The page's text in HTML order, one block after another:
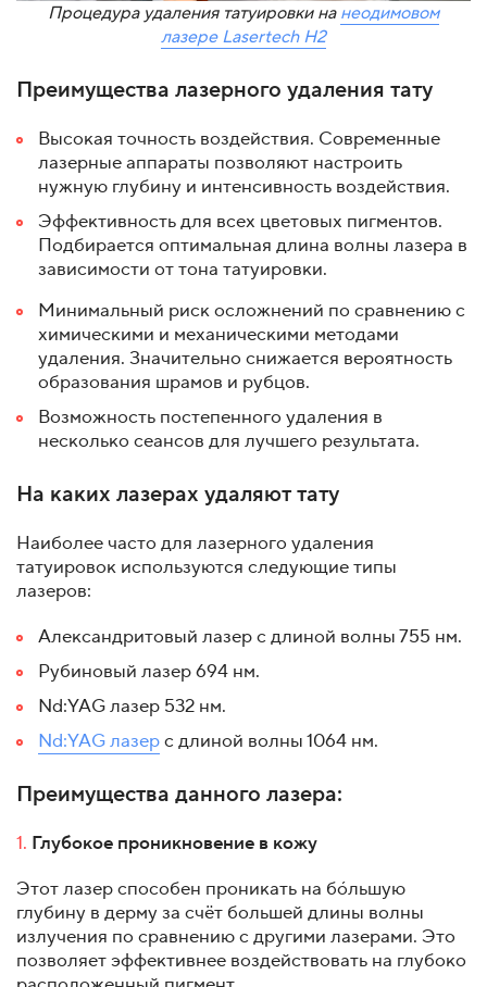
Процедура удаления татуировки на неодимовом
лазере Lasertech H2
Преимущества лазерного удаления тату
Высокая точность воздействия. Современные
лазерные аппараты позволяют настроить
нужную глубину и интенсивность воздействия.
Эффективность для всех цветовых пигментов.
Подбирается оптимальная длина волны лазера в
зависимости от тона татуировки.
Минимальный риск осложнений по сравнению с
химическими и механическими методами
удаления. Значительно снижается вероятность
образования шрамов и рубцов.
Возможность постепенного удаления в
несколько сеансов для лучшего результата.
На каких лазерах удаляют тату
Наиболее часто для лазерного удаления
татуировок используются следующие типы
лазеров:
Александритовый лазер с длиной волны 755 нм.
Рубиновый лазер 694 нм.
Nd:YAG лазер 532 нм.
Nd:YAG лазерс длиной волны 1064 нм.
Преимущества данного лазера:
1. Глубокое проникновение в кожу
Этот лазер способен проникать на бо́льшую
глубину в дерму за счёт большей длины волны
излучения по сравнению с другими лазерами. Это
позволяет эффективнее воздействовать на глубоко